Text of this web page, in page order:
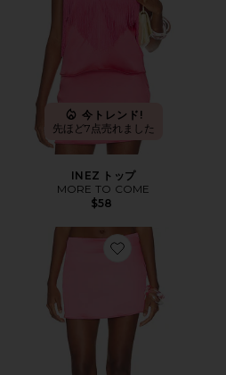
今トレンド!
先ほど7点売れました
INEZ トップ
MORE TO COME
$58
Favorite INEZ スカート